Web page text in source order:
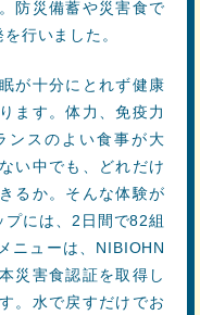
防災備蓄や災害食で
行いました。
が十分にとれず健康
ます。体力、免疫力
ンスのよい食事が大
い中でも、どれだけ
るか。そんな体験が
プには、2日間で82組
ニューは、NIBIOHN
災害食認証を取得し
。水で戻すだけでお